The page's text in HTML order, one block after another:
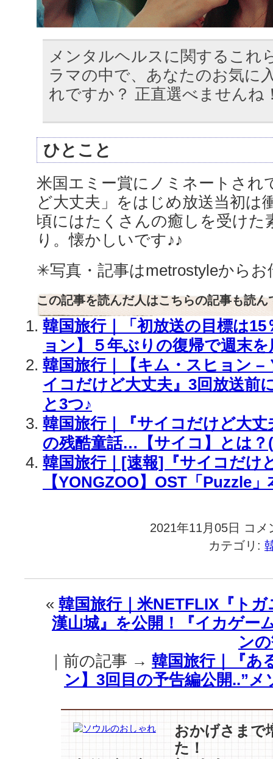
メンタルヘルスに関するこれ
ラマの中で、あなたのお気に
れですか？ 正直選べませんね
ひとこと
米国エミー賞にノミネートされ
ど大丈夫」をはじめ放送当初は
頃にはたくさんの癒しを受けた
り。懐かしいです♪♪
✳︎写真・記事はmetrostyleから
この記事を読んだ人はこちらの記事も読ん
韓国旅行｜「初放送の目標は
ョン】５年ぶりの復帰で週末
韓国旅行｜【キム・スヒョン –
イコだけど大丈夫』3回放送前
と3つ♪
韓国旅行｜『サイコだけど大
の残酷童話…【サイコ】とは？
韓国旅行｜[速報]『サイコだけ
【YONGZOO】OST「Puzzle
2021年11月05日
韓
国
旅
｜
イ
コ
だ
け
ど
大
丈
キ
コメ
カテゴリ:
« 韓国旅行｜米NETFLIX『ト
漢山城』を公開！『イカゲー
ン
｜前の記事 → 韓国旅行｜『あ
ン】3回目の予告編公開..”メ
おかげさまで
た！